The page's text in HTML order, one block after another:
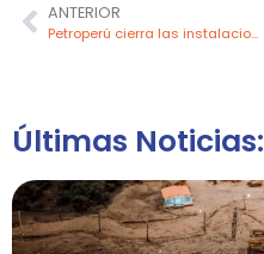
ANTERIOR
Petroperú cierra las instalaciones portuarias de Refinería Talara tras reporte de sustancia oleosa
Últimas Noticias: